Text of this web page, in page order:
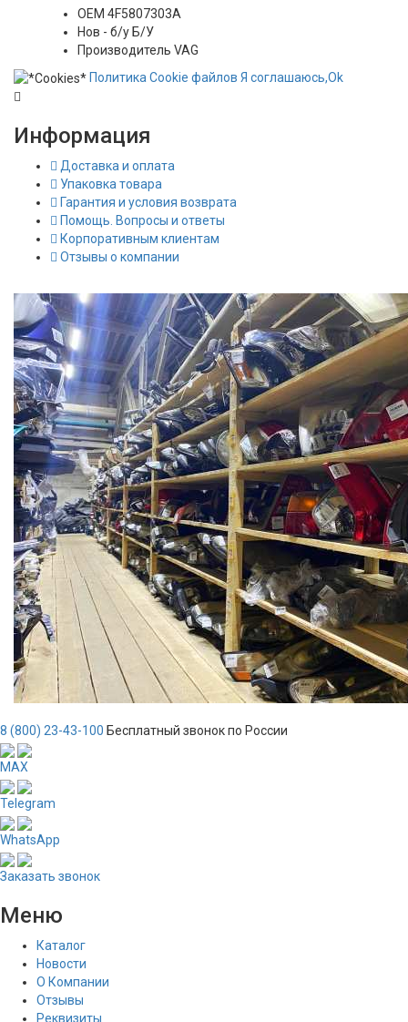
OEM 4F5807303A
Нов - б/у Б/У
Производитель VAG
Политика Сookie файлов Я соглашаюсь,Ok
Информация
Доставка и оплата
Упаковка товара
Гарантия и условия возврата
Помощь. Вопросы и ответы
Корпоративным клиентам
Отзывы о компании
8 (800) 23-43-100 Бесплатный звонок по России
MAX
Telegram
WhatsApp
Заказать звонок
Меню
Каталог
Новости
О Компании
Отзывы
Реквизиты